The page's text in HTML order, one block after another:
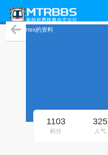
nex的资料
1103
积分
325
人气